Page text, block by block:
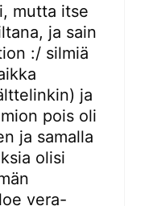
mutta itse
ja sain
:/ silmiä
ja
pois oli
ja samalla
olisi
vera-